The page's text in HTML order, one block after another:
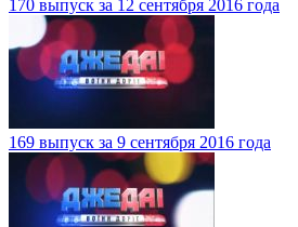
170 выпуск за 12 сентября 2016 года
169 выпуск за 9 сентября 2016 года